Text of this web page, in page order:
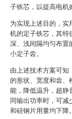
子铁芯，以提高电机
为实现上述目的，实
机的定子铁芯，其特
深、浅间隔均匀布置
小定子齿。
由上述技术方案可知
的形状、宽度和齿、
能，降低温升，超静
同输出功率时，可减
和硅钢片用量均下降。